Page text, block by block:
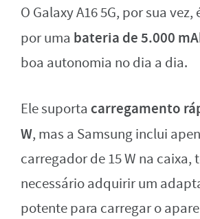
O Galaxy A16 5G, por sua
por uma bateria de 5.000
boa autonomia no dia a dia.
Ele suporta carregamento
W, mas a Samsung inclui
carregador de 15 W na caixa,
necessário adquirir um
potente para carregar o